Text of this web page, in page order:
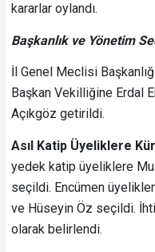
kararlar oylandı.
Başkanlık ve Yönetim
İl Genel Meclisi
Başkan Vekilliğine Erdal
Açıkgöz getirildi.
Asıl Katip Üyeliklere
yedek katip üyeliklere
seçildi. Encümen
ve Hüseyin Öz seçildi.
olarak belirlendi.